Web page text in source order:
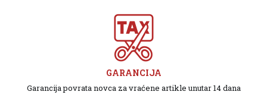
GARANCIJA
Garancija povrata novca za vraćene artikle unutar 14 dana